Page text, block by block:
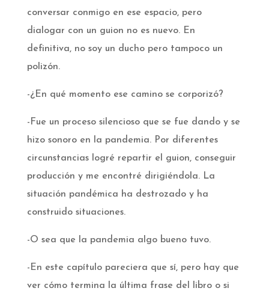
conversar conmigo en ese espacio, pero
dialogar con un guion no es nuevo. En
definitiva, no soy un ducho pero tampoco un
polizón.­
-¿En qué momento ese camino se corporizó?­
-Fue un proceso silencioso que se fue dando y se
hizo sonoro en la pandemia. Por diferentes
circunstancias logré repartir el guion, conseguir
producción y me encontré dirigiéndola. La
situación pandémica ha destrozado y ha
construido situaciones.­
-O sea que la pandemia algo bueno tuvo.­
-En este capítulo pareciera que sí, pero hay que
ver cómo termina la última frase del libro o si